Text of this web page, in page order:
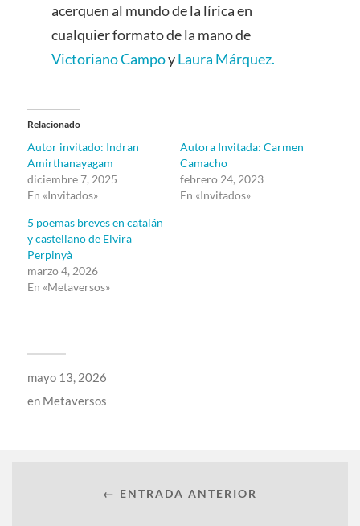
acerquen al mundo de la lírica en
cualquier formato de la mano de
Victoriano CampoyLaura Márquez.
Relacionado
Autor invitado: Indran
Amirthanayagam
diciembre 7, 2025
En «Invitados»
Autora Invitada: Carmen
Camacho
febrero 24, 2023
En «Invitados»
5 poemas breves en catalán
y castellano de Elvira
Perpinyà
marzo 4, 2026
En «Metaversos»
mayo 13, 2026
en Metaversos
← ENTRADA ANTERIOR